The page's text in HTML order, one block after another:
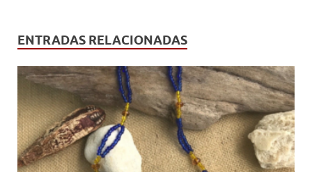
ENTRADAS RELACIONADAS